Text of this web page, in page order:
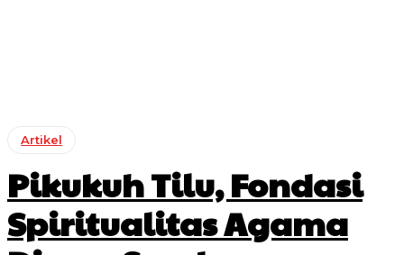
Artikel
Pikukuh Tilu, Fondasi
Spiritualitas Agama